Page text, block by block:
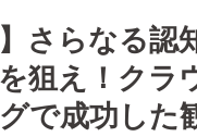
】さらなる認
狙え！クラ
で成功した